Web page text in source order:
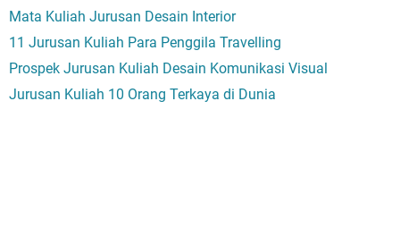
Mata Kuliah Jurusan Desain Interior
11 Jurusan Kuliah Para Penggila Travelling
Prospek Jurusan Kuliah Desain Komunikasi Visual
Jurusan Kuliah 10 Orang Terkaya di Dunia